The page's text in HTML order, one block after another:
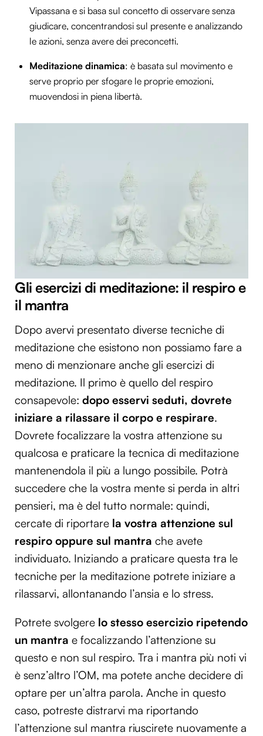
Vipassana e si basa sul concetto di osservare senza
giudicare, concentrandosi sul presente e analizzando
le azioni, senza avere dei preconcetti.
Meditazione dinamica: è basata sul movimento e
serve proprio per sfogare le proprie emozioni,
muovendosi in piena libertà.
Gli esercizi di meditazione: il respiro e
il mantra
Dopo avervi presentato diverse tecniche di
meditazione che esistono non possiamo fare a
meno di menzionare anche gli esercizi di
meditazione. Il primo è quello del respiro
consapevole: dopo esservi seduti, dovrete
iniziare a rilassare il corpo e respirare.
Dovrete focalizzare la vostra attenzione su
qualcosa e praticare la tecnica di meditazione
mantenendola il più a lungo possibile. Potrà
succedere che la vostra mente si perda in altri
pensieri, ma è del tutto normale: quindi,
cercate di riportare la vostra attenzione sul
respiro oppure sul mantra che avete
individuato. Iniziando a praticare questa tra le
tecniche per la meditazione potrete iniziare a
rilassarvi, allontanando l’ansia e lo stress.
Potrete svolgere lo stesso esercizio ripetendo
un mantra e focalizzando l’attenzione su
questo e non sul respiro. Tra i mantra più noti vi
è senz’altro l’OM, ma potete anche decidere di
optare per un’altra parola. Anche in questo
caso, potreste distrarvi ma riportando
l’attenzione sul mantra riuscirete nuovamente a